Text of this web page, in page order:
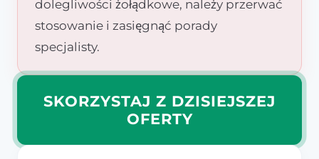
dolegliwości żołądkowe, należy przerwać
stosowanie i zasięgnąć porady
specjalisty.
SKORZYSTAJ Z DZISIEJSZEJ
OFERTY